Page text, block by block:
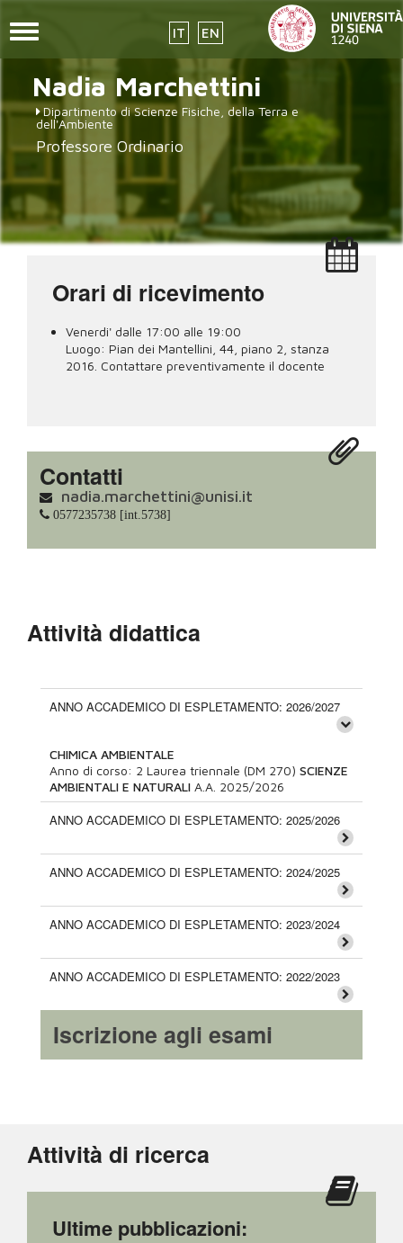
contenuto
principale
IT EN
Toggle
placeholder-
icon272x331.png
Nadia Marchettini
Dipartimento di Scienze Fisiche, della Terra e
dell'Ambiente
Professore Ordinario
Orari di ricevimento
Venerdi' dalle 17:00 alle 19:00
Luogo: Pian dei Mantellini, 44, piano 2, stanza
2016. Contattare preventivamente il docente
Contatti
nadia.marchettini@unisi.it
0577235738 [int.5738]
Attività didattica
ANNO ACCADEMICO DI ESPLETAMENTO: 2026/2027
CHIMICA AMBIENTALE
Anno di corso: 2 Laurea triennale (DM 270) SCIENZE
AMBIENTALI E NATURALI A.A. 2025/2026
ANNO ACCADEMICO DI ESPLETAMENTO: 2025/2026
ANNO ACCADEMICO DI ESPLETAMENTO: 2024/2025
ANNO ACCADEMICO DI ESPLETAMENTO: 2023/2024
ANNO ACCADEMICO DI ESPLETAMENTO: 2022/2023
Iscrizione agli esami
Attività di ricerca
Ultime pubblicazioni: